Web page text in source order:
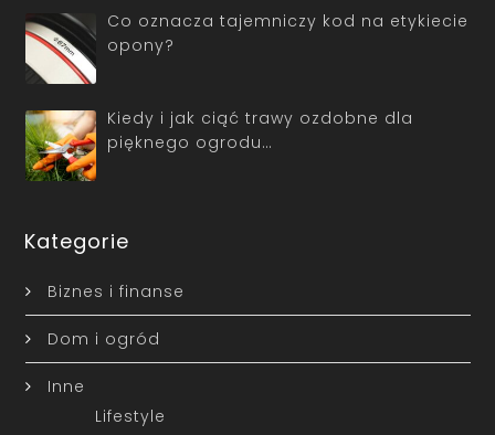
Co oznacza tajemniczy kod na etykiecie
opony?
Kiedy i jak ciąć trawy ozdobne dla
pięknego ogrodu…
Kategorie
Biznes i finanse
Dom i ogród
Inne
Lifestyle